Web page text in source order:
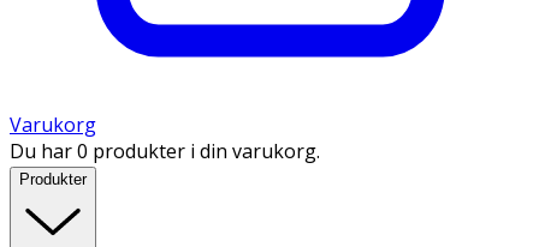
Varukorg
Du har 0 produkter i din varukorg.
Produkter